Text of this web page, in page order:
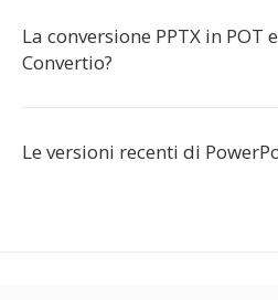
La conversione PPTX in POT
Convertio?
Le versioni recenti di